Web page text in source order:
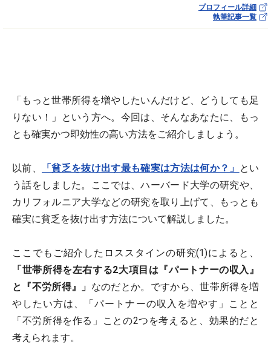
プロフィール詳細
執筆記事一覧
「もっと世帯所得を増やしたいんだけど、どうしても足
りない！」という方へ。今回は、そんなあなたに、もっ
とも確実かつ即効性の高い方法をご紹介しましょう。
以前、 「貧乏を抜け出す最も確実は方法は何か？」 とい
う話をしました。ここでは、ハーバード大学の研究や、
カリフォルニア大学などの研究を取り上げて、もっとも
確実に貧乏を抜け出す方法について解説しました。
ここでもご紹介したロススタインの研究(1)によると、
「世帯所得を左右する2大項目は『パートナーの収入』
と『不労所得』」 なのだとか。ですから、世帯所得を増
やしたい方は、「パートナーの収入を増やす」ことと
「不労所得を作る」ことの2つを考えると、効果的だと
考えられます。